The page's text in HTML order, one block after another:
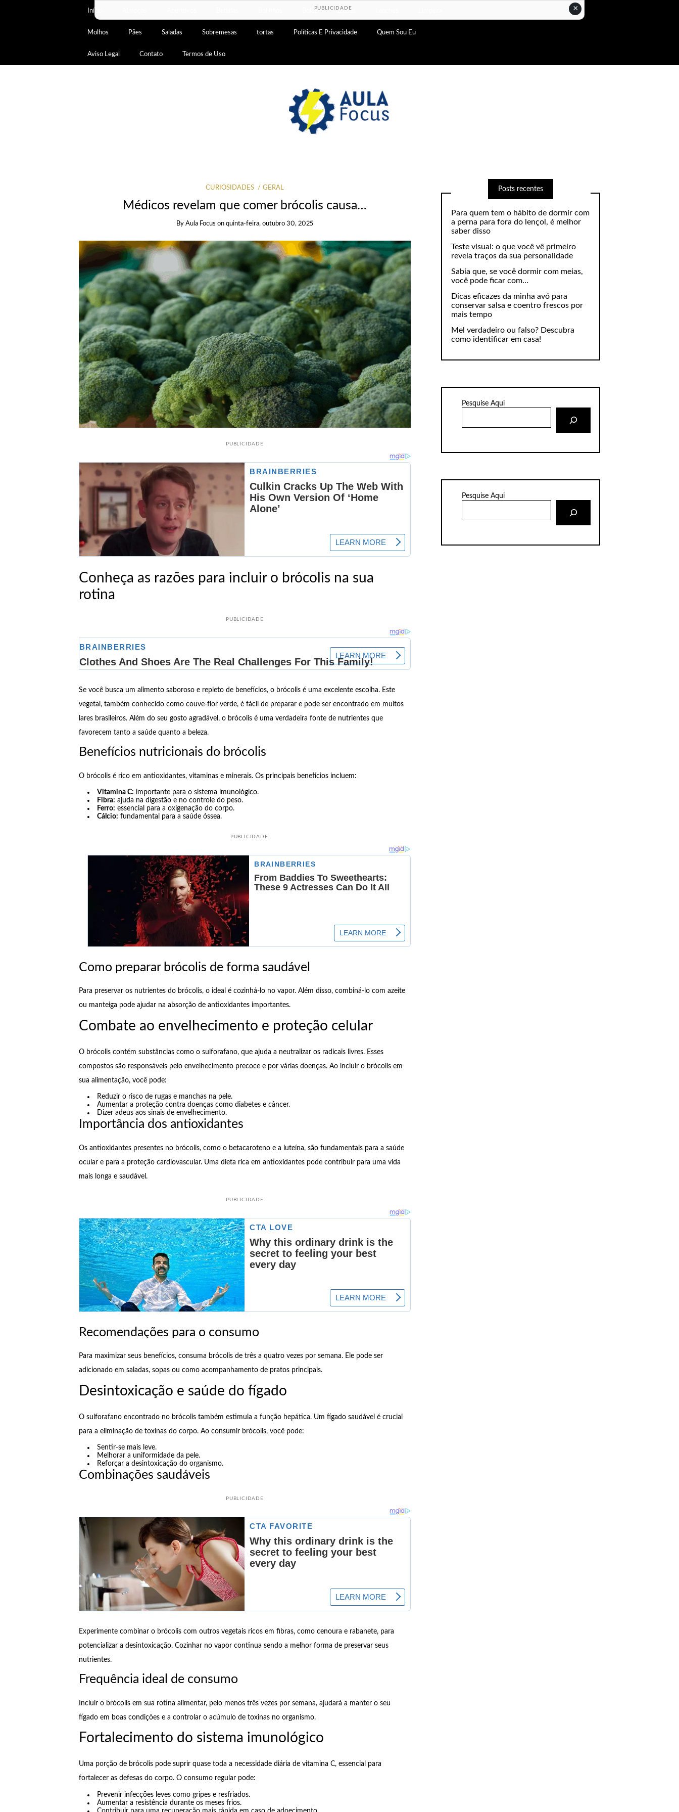
Início Bolos Doces
Molhos Pães Saladas Sobremesas tortas Políticas E Privacidade Quem Sou Eu
Aviso Legal Contato Termos de Uso
CURIOSIDADES GERAL
Médicos revelam que comer brócolis causa…
By Aula Focus on quinta-feira, outubro 30, 2025
PUBLICIDADE
Conheça as razões para incluir o brócolis na sua
rotina
PUBLICIDADE
Se você busca um alimento saboroso e repleto de benefícios, o brócolis é uma excelente escolha. Este
vegetal, também conhecido como couve-flor verde, é fácil de preparar e pode ser encontrado em muitos
lares brasileiros. Além do seu gosto agradável, o brócolis é uma verdadeira fonte de nutrientes que
favorecem tanto a saúde quanto a beleza.
Benefícios nutricionais do brócolis
O brócolis é rico em antioxidantes, vitaminas e minerais. Os principais benefícios incluem:
Vitamina C: importante para o sistema imunológico.
Fibra: ajuda na digestão e no controle do peso.
Ferro: essencial para a oxigenação do corpo.
Cálcio: fundamental para a saúde óssea.
PUBLICIDADE
Como preparar brócolis de forma saudável
Para preservar os nutrientes do brócolis, o ideal é cozinhá-lo no vapor. Além disso, combiná-lo com azeite
ou manteiga pode ajudar na absorção de antioxidantes importantes.
Combate ao envelhecimento e proteção celular
O brócolis contém substâncias como o sulforafano, que ajuda a neutralizar os radicais livres. Esses
compostos são responsáveis pelo envelhecimento precoce e por várias doenças. Ao incluir o brócolis em
sua alimentação, você pode:
Reduzir o risco de rugas e manchas na pele.
Aumentar a proteção contra doenças como diabetes e câncer.
Dizer adeus aos sinais de envelhecimento.
Importância dos antioxidantes
Os antioxidantes presentes no brócolis, como o betacaroteno e a luteína, são fundamentais para a saúde
ocular e para a proteção cardiovascular. Uma dieta rica em antioxidantes pode contribuir para uma vida
mais longa e saudável.
PUBLICIDADE
Recomendações para o consumo
Para maximizar seus benefícios, consuma brócolis de três a quatro vezes por semana. Ele pode ser
adicionado em saladas, sopas ou como acompanhamento de pratos principais.
Desintoxicação e saúde do fígado
O sulforafano encontrado no brócolis também estimula a função hepática. Um fígado saudável é crucial
para a eliminação de toxinas do corpo. Ao consumir brócolis, você pode:
Sentir-se mais leve.
Melhorar a uniformidade da pele.
Reforçar a desintoxicação do organismo.
Combinações saudáveis
PUBLICIDADE
Experimente combinar o brócolis com outros vegetais ricos em fibras, como cenoura e rabanete, para
potencializar a desintoxicação. Cozinhar no vapor continua sendo a melhor forma de preservar seus
nutrientes.
Frequência ideal de consumo
Incluir o brócolis em sua rotina alimentar, pelo menos três vezes por semana, ajudará a manter o seu
fígado em boas condições e a controlar o acúmulo de toxinas no organismo.
Fortalecimento do sistema imunológico
Uma porção de brócolis pode suprir quase toda a necessidade diária de vitamina C, essencial para
fortalecer as defesas do corpo. O consumo regular pode:
Prevenir infecções leves como gripes e resfriados.
Aumentar a resistência durante os meses frios.
Posts recentes
Para quem tem o hábito de dormir com
a perna para fora do lençol, é melhor
saber disso
Teste visual: o que você vê primeiro
revela traços da sua personalidade
Sabia que, se você dormir com meias,
você pode ficar com…
Dicas eficazes da minha avó para
conservar salsa e coentro frescos por
mais tempo
Mel verdadeiro ou falso? Descubra
como identificar em casa!
Pesquise Aqui
Pesquise Aqui
×
PUBLICIDADE